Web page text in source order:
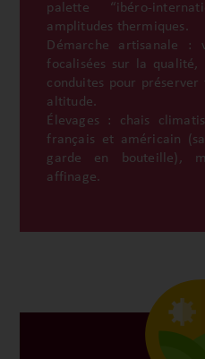
palette “ibéro-
amplitudes thermiques.
Démarche artisanale :
focalisées sur la qualité,
conduites pour
altitude.
Élevages : chais
français et américain
garde en bouteille),
affinage.